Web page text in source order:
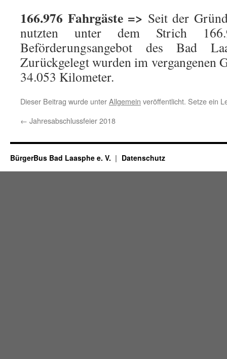
166.976 Fahrgäste => Seit der
nutzten unter dem Strich
Beförderungsangebot des Bad
Zurückgelegt wurden im vergangenen
34.053 Kilometer.
Dieser Beitrag wurde unterAllgemein veröffentlicht. Setze ein
← Jahresabschlussfeier 2018
BürgerBus Bad Laasphe e. V. Datenschutz